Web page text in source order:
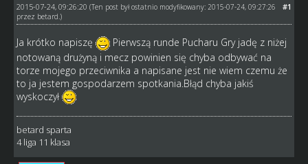
#1
2015-07-24, 09:26:20 (Ten post był ostatnio modyfikowany: 2015-07-24, 09:27:26
przez betard .)
Ja krótko napiszę
Pierwszą runde Pucharu Gry jadę z niżej
notowaną drużyną i mecz powinien się chyba odbywać na
torze mojego przeciwnika a napisane jest nie wiem czemu że
to ja jestem gospodarzem spotkania.Błąd chyba jakiś
wyskoczył
betard sparta
4 liga 11 klasa